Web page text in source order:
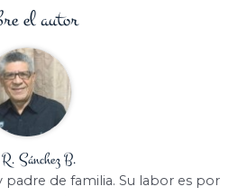
el autor
Sánchez B.
padre de familia. Su labor es por